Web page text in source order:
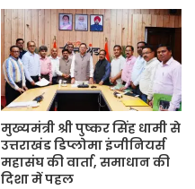
मुख्यमंत्री श्री पुष्कर सिंह धामी से
उत्तराखंड डिप्लोमा इंजीनियर्स
महासंघ की वार्ता, समाधान की
दिशा में पहल